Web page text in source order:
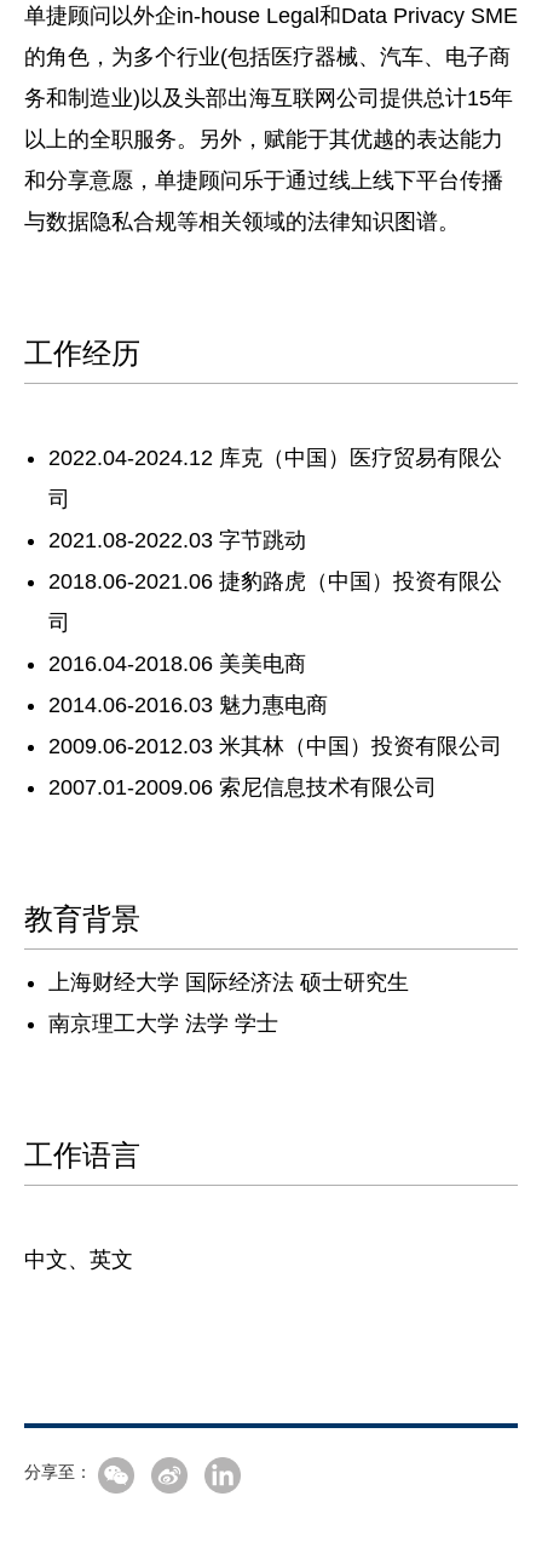
单捷顾问以外企in-house Legal和Data Privacy SME
的角色，为多个行业(包括医疗器械、汽车、电子商
务和制造业)以及头部出海互联网公司提供总计15年
以上的全职服务。另外，赋能于其优越的表达能力
和分享意愿，单捷顾问乐于通过线上线下平台传播
与数据隐私合规等相关领域的法律知识图谱。
工作经历
2022.04-2024.12 库克（中国）医疗贸易有限公
司
2021.08-2022.03 字节跳动
2018.06-2021.06 捷豹路虎（中国）投资有限公
司
2016.04-2018.06 美美电商
2014.06-2016.03 魅力惠电商
2009.06-2012.03 米其林（中国）投资有限公司
2007.01-2009.06 索尼信息技术有限公司
教育背景
上海财经大学 国际经济法 硕士研究生
南京理工大学 法学 学士
工作语言
中文、英文
分享至：